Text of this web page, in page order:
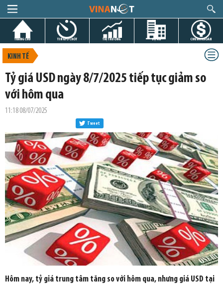
TRANG CHỦ TIN GIỜ CHÓT THỊ TRƯỜNG DỰ ÁN CHỨNG KHOÁN
KINH TẾ
Tỷ giá USD ngày 8/7/2025 tiếp tục giảm so
với hôm qua
11:18 08/07/2025
Tweet
Hôm nay, tỷ giá trung tâm tăng so với hôm qua, nhưng giá USD tại